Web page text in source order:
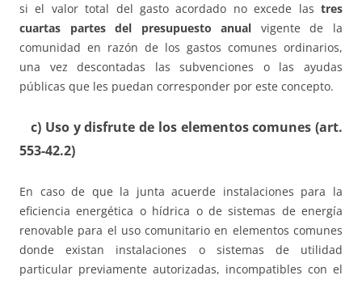
si el valor total del gasto acordado no excede las tres
cuartas partes del presupuesto anual vigente de la
comunidad en razón de los gastos comunes ordinarios,
una vez descontadas las subvenciones o las ayudas
públicas que les puedan corresponder por este concepto.
c) Uso y disfrute de los elementos comunes (art.
553-42.2)
En caso de que la junta acuerde instalaciones para la
eficiencia energética o hídrica o de sistemas de energía
renovable para el uso comunitario en elementos comunes
donde existan instalaciones o sistemas de utilidad
particular previamente autorizadas, incompatibles con el